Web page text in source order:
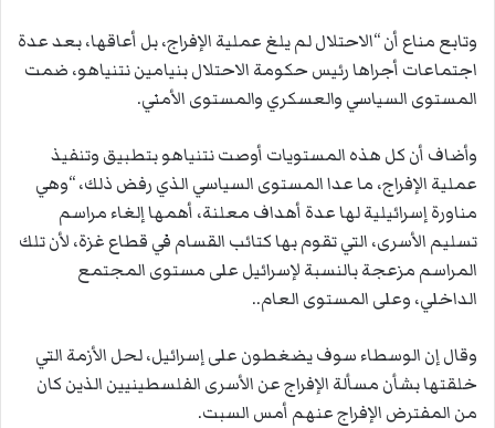
وتابع مناع أن “الاحتلال لم يلغ عملية الإفراج، بل أعاقها، بعد عدة
اجتماعات أجراها رئيس حكومة الاحتلال بنيامين نتنياهو، ضمت
المستوى السياسي والعسكري والمستوى الأمني.
وأضاف أن كل هذه المستويات أوصت نتنياهو بتطبيق وتنفيذ
عملية الإفراج، ما عدا المستوى السياسي الذي رفض ذلك، “وهي
مناورة إسرائيلية لها عدة أهداف معلنة، أهمها إلغاء مراسم
تسليم الأسرى، التي تقوم بها كتائب القسام في قطاع غزة، لأن تلك
المراسم مزعجة بالنسبة لإسرائيل على مستوى المجتمع
الداخلي، وعلى المستوى العام..
وقال إن الوسطاء سوف يضغطون على إسرائيل، لحل الأزمة التي
خلقتها بشأن مسألة الإفراج عن الأسرى الفلسطينيين الذين كان
من المفترض الإفراج عنهم أمس السبت.